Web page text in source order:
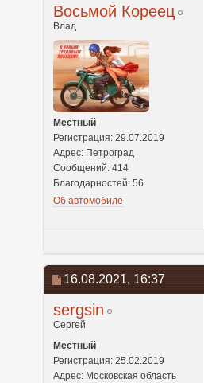
Восьмой Кореец
Влад
Местный
Регистрация: 29.07.2019
Адрес: Петроград
Сообщений: 414
Благодарностей: 56
Об автомобиле
16.08.2021, 16:37
sergsin
Сергей
Местный
Регистрация: 25.02.2019
Адрес: Московская область